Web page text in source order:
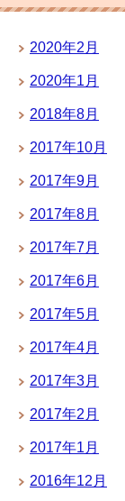
2020年2月
2020年1月
2018年8月
2017年10月
2017年9月
2017年8月
2017年7月
2017年6月
2017年5月
2017年4月
2017年3月
2017年2月
2017年1月
2016年12月